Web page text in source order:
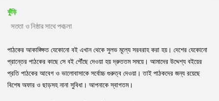
কুঁড়ি
সততা ও নিষ্ঠার সাথে পথচলা
পাঠকের আকাঙ্ক্ষিত যেকোনো বই এখান থেকে সুলভ মূল্যে সরবরাহ করা হয়। দেশের যেকোনো
প্রান্তের পাঠকের কাছে সে বই পৌঁছে দেওয়া হয় দ্রুততম সময়ে। আমাদের উদ্দেশ্য বইয়ের
প্রতি পাঠকের আবেগ ও ভালোবাসাকে সর্বোচ্চ গুরুত্ব দেওয়া। তাই পাঠকদের জন্য রয়েছে
বিশেষ অফার ও ছাড়সহ নানা সুবিধা। আপনাকে স্বাগতম।